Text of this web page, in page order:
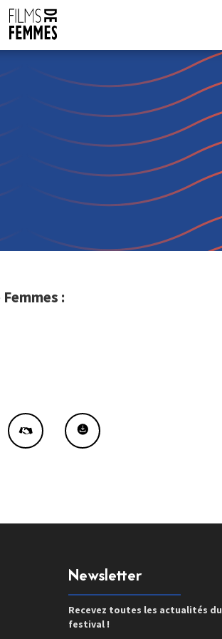
:
Newsletter
Recevez toutes les actualités du
festival !